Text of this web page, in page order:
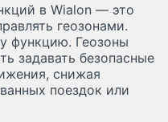
в Wialon — это
геозонами.
функцию. Геозоны
задавать безопасные
снижая
поездок или